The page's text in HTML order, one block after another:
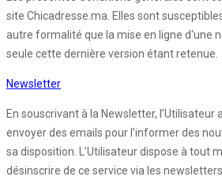
site Chicadresse.ma. Elles sont
autre formalité que la mise en ligne d'une
seule cette dernière version étant retenue.
Newsletter
En souscrivant à la Newsletter, l’Utilisateur
envoyer des emails pour l’informer des
sa disposition. L’Utilisateur dispose à tout
désinscrire de ce service via les